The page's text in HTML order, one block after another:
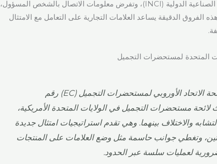
1223/2009 على توحيد قائمة المكونات الصناعية الدولية (INCI)، وتفرض معلومات الاتصال بالشخص المسؤول،
الفروق الدقيقة يساعد العلامات التجارية على التعامل مع الامتثال
المتحدة لمستحضرات التجميل
تقارن هذه الدراسة بين لائحة الاتحاد الأوروبي لمستحضرات التجميل (EC) رقم
تحديث لائحة مستحضرات التجميل في الولايات المتحدة الأمريكية،
والاختلاف بينهما. وهي تقدم استراتيجيات امتثال جديدة
وتغطي جوانب حاسمة مثل وضع العلامات على المنتجات
لعمليات سلسة عبر الحدود.